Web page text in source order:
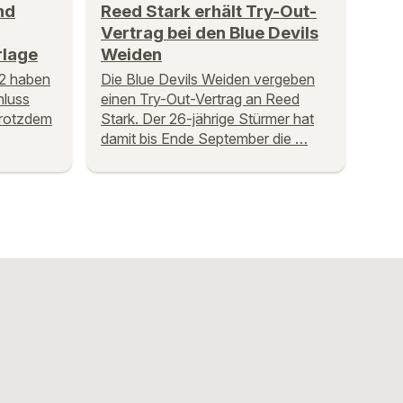
haben
Reed Stark erhält Try-Out-
Vertrag bei den Blue Devils
Weiden
Die Blue Devils Weiden vergeben
einen Try-Out-Vertrag an Reed
Stark. Der 26-jährige Stürmer hat
damit bis Ende September die …